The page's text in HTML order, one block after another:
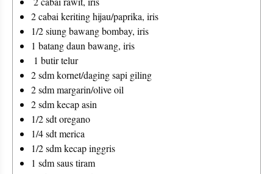
2 cabai keriting hijau/paprika, iris
1/2 siung bawang bombay, iris
1 batang daun bawang, iris
1 butir telur
2 sdm kornet/daging sapi giling
2 sdm margarin/olive oil
2 sdm kecap asin
1/2 sdt oregano
1/4 sdt merica
1/2 sdm kecap inggris
1 sdm saus tiram